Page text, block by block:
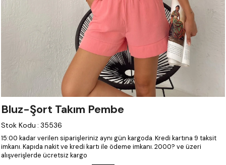
Bluz-Şort Takım Pembe
Stok Kodu : 35536
15:00 kadar verilen siparişleriniz aynı gün kargoda.Kredi kartına 9 taksit
imkanı.Kapıda nakit ve kredi kartı ile ödeme imkanı.2000? ve üzeri
alışverişlerde ücretsiz kargo